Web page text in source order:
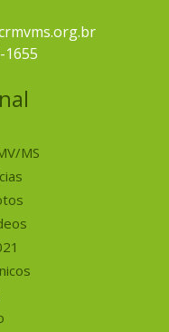
1655
MS